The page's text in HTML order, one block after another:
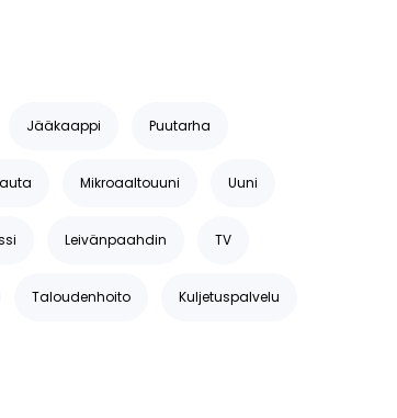
Jääkaappi Puutarha
Mikroaaltouuni Uuni
Leivänpaahdin TV
Taloudenhoito Kuljetuspalvelu